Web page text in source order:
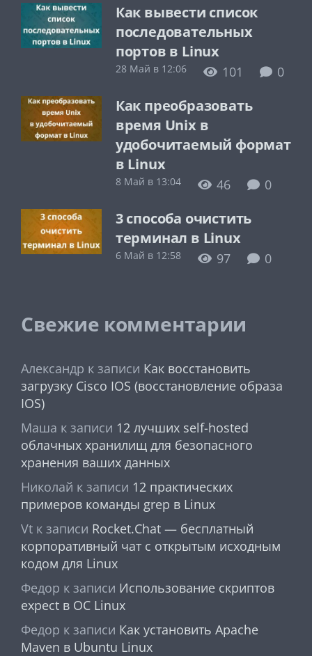
Как вывести список
последовательных
портов в Linux
28 Май в 12:06 101 0
Как преобразовать
время Unix в
удобочитаемый формат
в Linux
8 Май в 13:04 46 0
3 способа очистить
терминал в Linux
6 Май в 12:58 97 0
Свежие комментарии
Александр к записи Как восстановить
загрузку Cisco IOS (восстановление образа
IOS)
Маша к записи 12 лучших self-hosted
облачных хранилищ для безопасного
хранения ваших данных
Николай к записи 12 практических
примеров команды grep в Linux
Vt к записи Rocket.Chat — бесплатный
корпоративный чат с открытым исходным
кодом для Linux
Федор к записи Использование скриптов
expect в ОС Linux
Федор к записи Как установить Apache
Maven в Ubuntu Linux